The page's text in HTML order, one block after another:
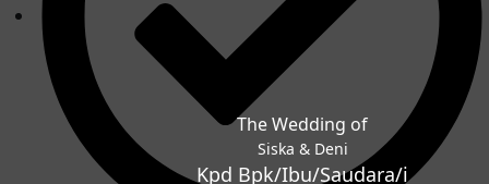
The Wedding of
Siska & Deni
Kpd Bpk/Ibu/Saudara/i